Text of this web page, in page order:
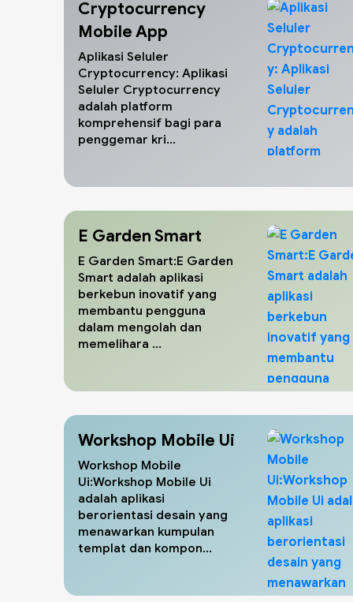
Cryptocurrency
Mobile App
Aplikasi Seluler
Cryptocurrency: Aplikasi
Seluler Cryptocurrency
adalah platform
komprehensif bagi para
penggemar kri...
E Garden Smart
E Garden Smart:E Garden
Smart adalah aplikasi
berkebun inovatif yang
membantu pengguna
dalam mengolah dan
memelihara ...
Workshop Mobile Ui
Workshop Mobile
Ui:Workshop Mobile Ui
adalah aplikasi
berorientasi desain yang
menawarkan kumpulan
templat dan kompon...